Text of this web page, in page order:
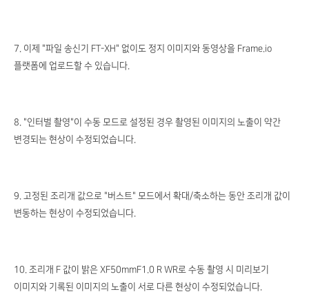
7. 이제 "파일 송신기 FT-XH" 없이도 정지 이미지와 동영상을 Frame.io
플랫폼에 업로드할 수 있습니다.
8. "인터벌 촬영"이 수동 모드로 설정된 경우 촬영된 이미지의 노출이 약간
변경되는 현상이 수정되었습니다.
9. 고정된 조리개 값으로 "버스트" 모드에서 확대/축소하는 동안 조리개 값이
변동하는 현상이 수정되었습니다.
10. 조리개 F 값이 밝은 XF50mmF1.0 R WR로 수동 촬영 시 미리보기
이미지와 기록된 이미지의 노출이 서로 다른 현상이 수정되었습니다.